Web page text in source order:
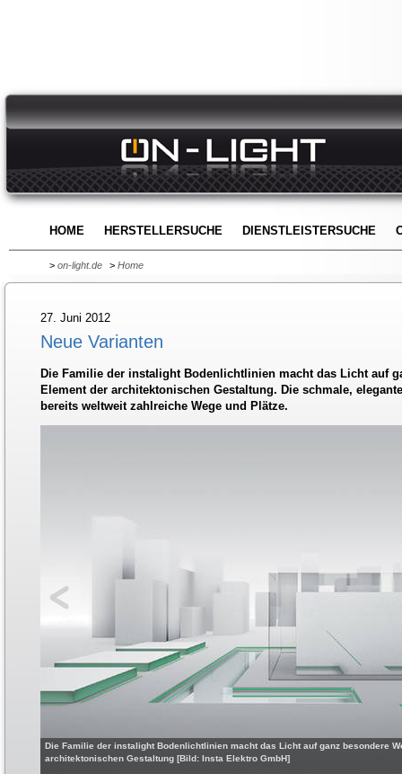
HOME HERSTELLERSUCHE DIENSTLEISTERSUCHE
> on-light.de > Home
27. Juni 2012
Neue Varianten
Die Familie der instalight Bodenlichtlinien macht das Licht auf
Element der architektonischen Gestaltung. Die schmale,
bereits weltweit zahlreiche Wege und Plätze.
Die Familie der instalight Bodenlichtlinien macht das Licht auf ganz besondere
architektonischen Gestaltung [Bild: Insta Elektro GmbH]